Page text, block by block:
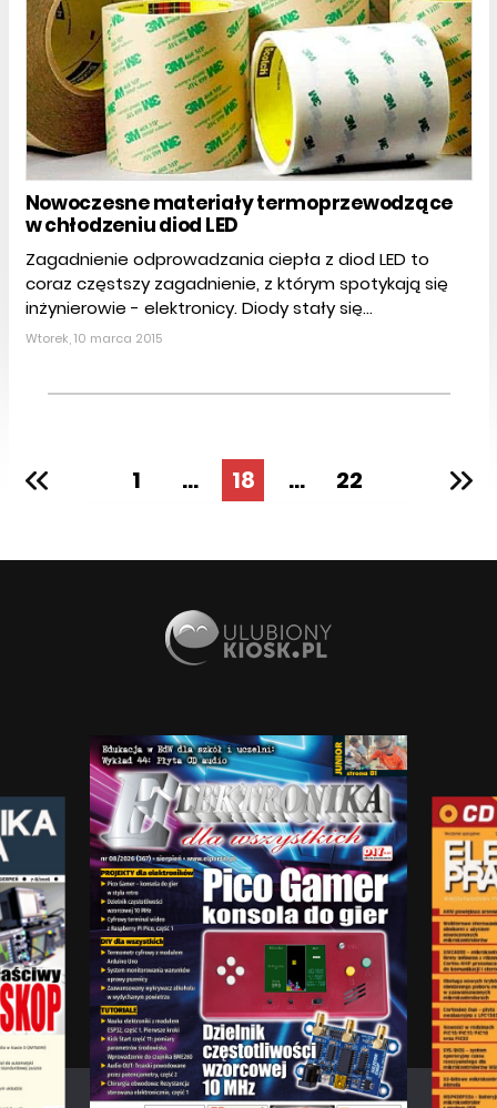
Nowoczesne materiały termoprzewodzące
w chłodzeniu diod LED
Zagadnienie odprowadzania ciepła z diod LED to
coraz częstszy zagadnienie, z którym spotykają się
inżynierowie - elektronicy. Diody stały się...
Wtorek, 10 marca 2015
1 ... 18 ... 22